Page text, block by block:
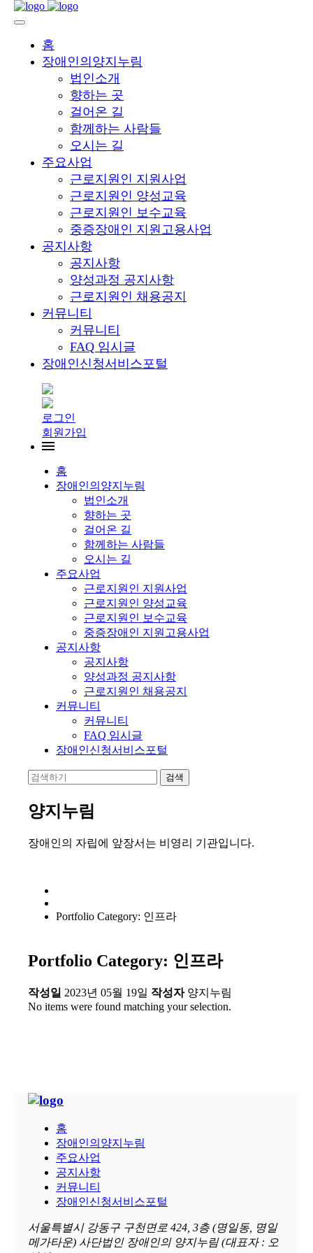
홈
장애인의양지누림
법인소개
향하는 곳
걸어온 길
함께하는 사람들
오시는 길
주요사업
근로지원인 지원사업
근로지원인 양성교육
근로지원인 보수교육
중증장애인 지원고용사업
공지사항
공지사항
양성과정 공지사항
근로지원인 채용공지
커뮤니티
커뮤니티
FAQ 임시글
장애인신청서비스포털
로그인
회원가입
홈
장애인의양지누림
법인소개
향하는 곳
걸어온 길
함께하는 사람들
오시는 길
주요사업
근로지원인 지원사업
근로지원인 양성교육
근로지원인 보수교육
중증장애인 지원고용사업
공지사항
공지사항
양성과정 공지사항
근로지원인 채용공지
커뮤니티
커뮤니티
FAQ 임시글
장애인신청서비스포털
양지누림
장애인의 자립에 앞장서는 비영리 기관입니다.
Portfolio Category: 인프라
Portfolio Category: 인프라
작성일 2023년 05월 19일 작성자양지누림
No items were found matching your selection.
홈
장애인의양지누림
주요사업
공지사항
커뮤니티
장애인신청서비스포털
서울특별시 강동구 구천면로 424, 3층 (명일동, 명일
메가타운) 사단법인 장애인의 양지누림 (대표자 : 오